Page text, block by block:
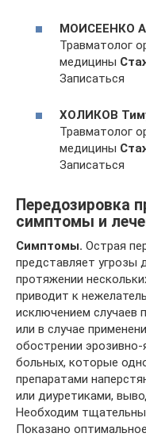
МОИСЕЕНКО
Травматолог
медицины
Записаться
ХОЛИКОВ
Травматолог
медицины
Записаться
Передозировка
симптомы и
Симптомы. Острая
представляет угрозы
протяжении
приводит к
исключением случаев
или в случае
обострении
больных, которые
препаратами
или диуретиками,
Необходим
Показано